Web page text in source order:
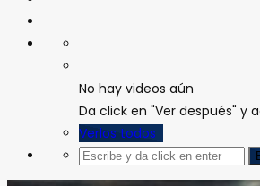
No hay videos aún
Da click en "Ver después" y
Verlos todos